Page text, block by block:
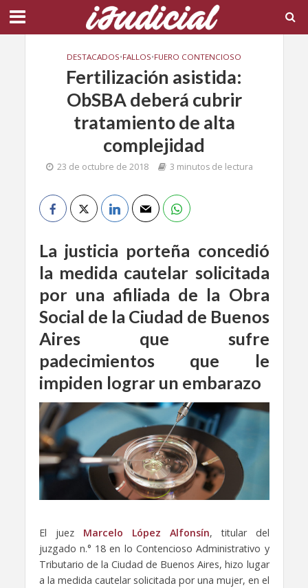
DESTACADOS•FALLOS•FUERO CONTENCIOSO
Fertilización asistida:
ObSBA deberá cubrir
tratamiento de alta
complejidad
23 de octubre de 2018 3 minutos de lectura
La justicia porteña concedió
la medida cautelar solicitada
por una afiliada de la Obra
Social de la Ciudad de Buenos
Aires que sufre
padecimientos que le
impiden lograr un embarazo
El juez Marcelo López Alfonsín, titular del
juzgado n.° 18 en lo Contencioso Administrativo y
Tributario de la Ciudad de Buenos Aires, hizo lugar
a la medida cautelar solicitada por una mujer, en el